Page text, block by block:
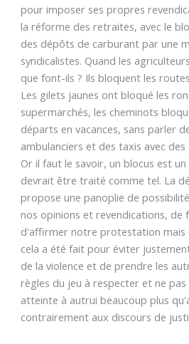
pour imposer ses propres
la réforme des retraites, avec le
des dépôts de carburant par une
syndicalistes. Quand les
que font-ils ? Ils bloquent les
Les gilets jaunes ont bloqué les
supermarchés, les cheminots
départs en vacances, sans parler
ambulanciers et des taxis avec
Or il faut le savoir, un blocus est un
devrait être traité comme tel. La
propose une panoplie de
nos opinions et revendications, de
d'affirmer notre protestation mais
cela a été fait pour éviter
de la violence et de prendre les
règles du jeu à respecter et ne
atteinte à autrui beaucoup plus
contrairement aux discours de